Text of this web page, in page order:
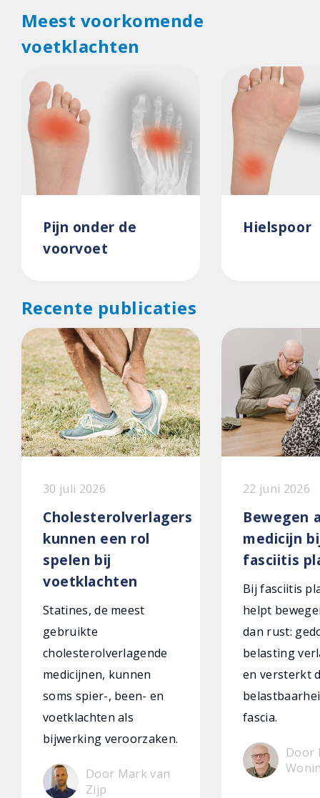
Meest voorkomende
voetklachten
Pijn onder de
voorvoet
Hielspoor
Recente publicaties
30 juli 2026
Cholesterolverlagers
kunnen een rol
spelen bij
voetklachten
Statines, de meest
gebruikte
cholesterolverlagende
medicijnen, kunnen
soms spier-, been- en
voetklachten als
bijwerking veroorzaken.
Door Mark van
Zijp
22 juni 2026
Bewegen
medicijn
fasciitis
Bij fasciitis
helpt
dan rust:
belasting
en versterkt
fascia.
Door